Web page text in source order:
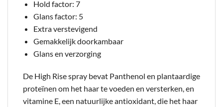
Hold factor: 7
Glans factor: 5
Extra verstevigend
Gemakkelijk doorkambaar
Glans en verzorging
De High Rise spray bevat Panthenol en plantaardige
proteïnen om het haar te voeden en versterken, en
vitamine E, een natuurlijke antioxidant, die het haar